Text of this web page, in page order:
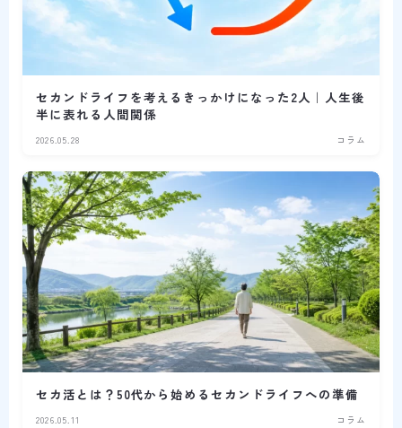
セカンドライフを考えるきっかけになった2人｜人生後
半に表れる人間関係
2026.05.28 コラム
セカ活とは？50代から始めるセカンドライフへの準備
2026.05.11 コラム